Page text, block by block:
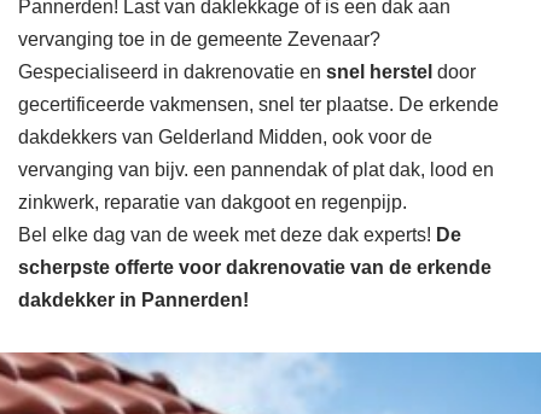
Pannerden! Last van daklekkage of is een dak aan
vervanging toe in de gemeente Zevenaar?
Gespecialiseerd in dakrenovatie en snel herstel door
gecertificeerde vakmensen, snel ter plaatse. De erkende
dakdekkers van Gelderland Midden, ook voor de
vervanging van bijv. een pannendak of plat dak, lood en
zinkwerk, reparatie van dakgoot en regenpijp.
Bel elke dag van de week met deze dak experts! De
scherpste offerte voor dakrenovatie van de erkende
dakdekker in Pannerden!